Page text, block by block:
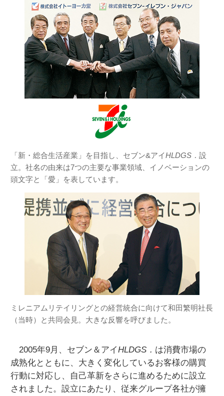
「新・総合生活産業」を目指し、セブン&アイHLDGS． 設
立。社名の由来は7つの主要な事業領域、イノベーションの
頭文字と「愛」を表しています。
ミレニアムリテイリングとの経営統合に向けて和田繁明社長
（当時）と共同会見。大きな反響を呼びました。
2005年9月、セブン＆アイHLDGS． は消費市場の
成熟化とともに、大きく変化しているお客様の購買
行動に対応し、自己革新をさらに進めるために設立
されました。設立にあたり、従来グループ各社が擁